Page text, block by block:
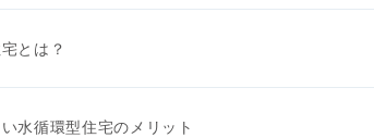
とは？
水循環型住宅のメリット